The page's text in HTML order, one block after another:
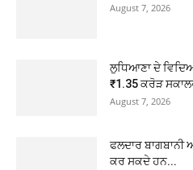
August 7, 2026
ਲੁਧਿਆਣਾ ਦੇ
₹1.35 ਕਰੋੜ
August 7, 2026
ਫਲਦਾਰ
ਕਰ ਸਕਦੇ ਹਨ...